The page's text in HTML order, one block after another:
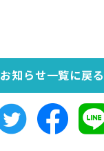
お知らせ一覧に戻る